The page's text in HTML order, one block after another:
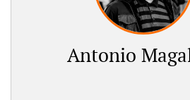
Antonio